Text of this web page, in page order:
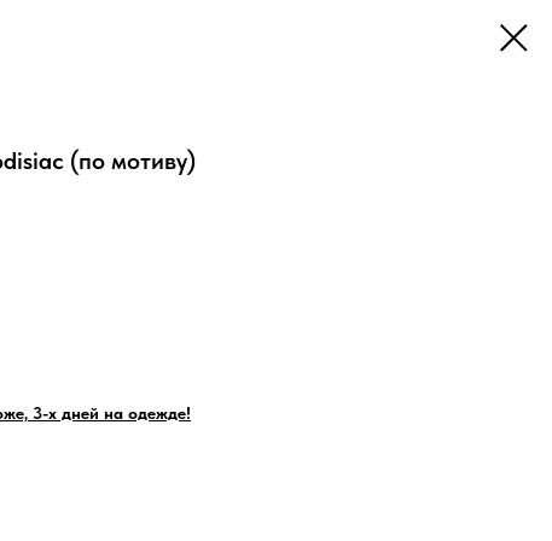
(по мотиву)
3-х дней на одежде!